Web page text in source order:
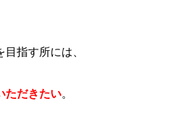
指す所には、
ただきたい。